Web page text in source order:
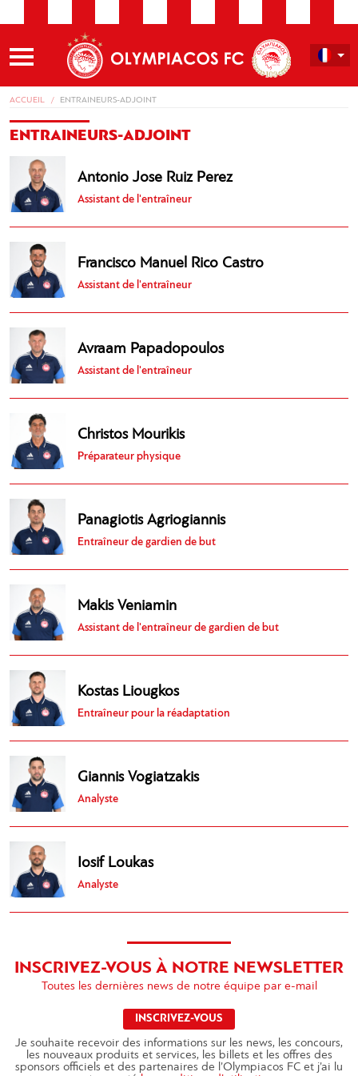
ACCUEIL ENTRAINEURS-ADJOINT
ENTRAINEURS-ADJOINT
Antonio Jose Ruiz Perez
Assistant de l'entraîneur
Francisco Manuel Rico Castro
Assistant de l'entraîneur
Avraam Papadopoulos
Assistant de l'entraîneur
Christos Mourikis
Préparateur physique
Panagiotis Agriogiannis
Entraîneur de gardien de but
Makis Veniamin
Assistant de l'entraîneur de gardien de but
Kostas Liougkos
Entraîneur pour la réadaptation
Giannis Vogiatzakis
Αnalyste
Iosif Loukas
Αnalyste
INSCRIVEZ-VOUS À NOTRE NEWSLETTER
Toutes les dernières news de notre équipe par e-mail
INSCRIVEZ-VOUS
Je souhaite recevoir des informations sur les news, les concours,
les nouveaux produits et services, les billets et les offres des
sponsors officiels et des partenaires de l’Olympiacos FC et j’ai lu